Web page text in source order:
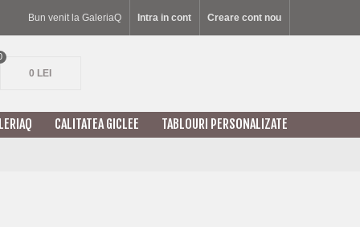
Bun venit la GaleriaQ Intra in cont Creare cont nou
0 LEI
CALITATEA GICLEE TABLOURI PERSONALIZATE